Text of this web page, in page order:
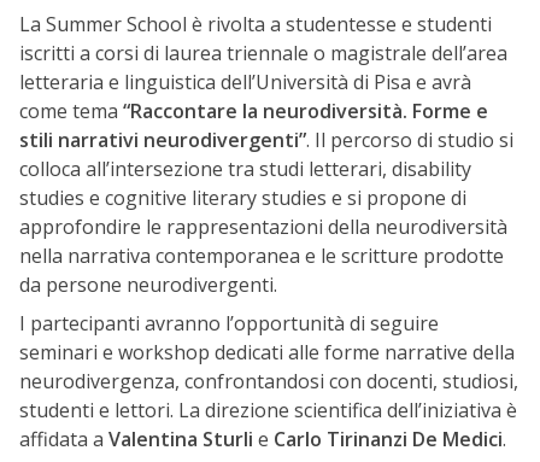
La Summer School è rivolta a studentesse e studenti
iscritti a corsi di laurea triennale o magistrale dell’area
letteraria e linguistica dell’Università di Pisa e avrà
come tema “Raccontare la neurodiversità. Forme e
stili narrativi neurodivergenti”. Il percorso di studio si
colloca all’intersezione tra studi letterari, disability
studies e cognitive literary studies e si propone di
approfondire le rappresentazioni della neurodiversità
nella narrativa contemporanea e le scritture prodotte
da persone neurodivergenti.
I partecipanti avranno l’opportunità di seguire
seminari e workshop dedicati alle forme narrative della
neurodivergenza, confrontandosi con docenti, studiosi,
studenti e lettori. La direzione scientifica dell’iniziativa è
affidata a Valentina Sturli e Carlo Tirinanzi De Medici.